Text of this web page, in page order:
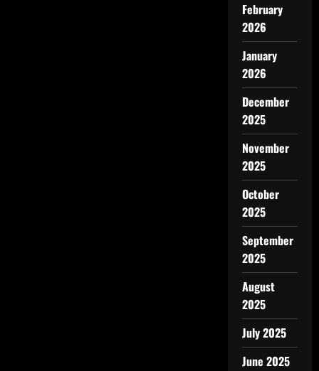
February
2026
January
2026
December
2025
November
2025
October
2025
September
2025
August
2025
July 2025
June 2025